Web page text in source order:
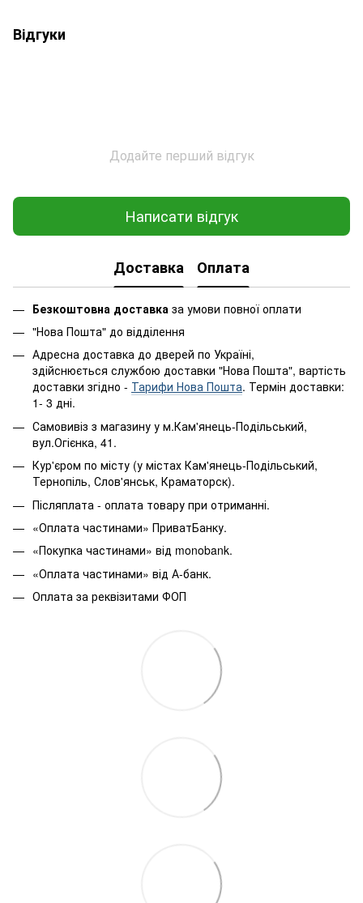
Відгуки
Додайте перший відгук
Написати відгук
Доставка Оплата
Безкоштовна доставка за умови повної оплати
"Нова Пошта" до відділення
Адресна доставка до дверей по Україні,
здійснюється службою доставки "Нова Пошта", вартість
доставки згідно - Тарифи Нова Пошта. Термін доставки:
1- 3 дні.
Самовивіз з магазину у м.Кам'янець-Подільський,
вул.Огієнка, 41.
Кур'єром по місту (у містах Кам'янець-Подільський,
Тернопіль, Слов'янськ, Краматорск).
Післяплата - оплата товару при отриманні.
«Оплата частинами» ПриватБанку.
«Покупка частинами» від monobank.
«Оплата частинами» від А-банк.
Оплата за реквізитами ФОП